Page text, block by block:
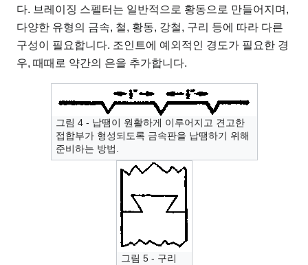
다. 브레이징 스펠터는 일반적으로 황동으로 만들어지며,
다양한 유형의 금속, 철, 황동, 강철, 구리 등에 따라 다른
구성이 필요합니다. 조인트에 예외적인 경도가 필요한 경
우, 때때로 약간의 은을 추가합니다.
그림 4 - 납땜이 원활하게 이루어지고 견고한
접합부가 형성되도록 금속판을 납땜하기 위해
준비하는 방법.
그림 5 - 구리